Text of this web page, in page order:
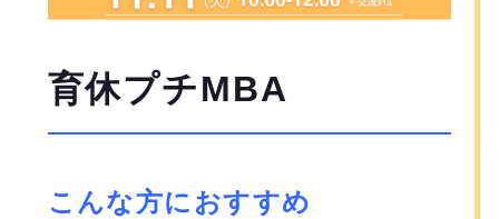
育休プチMBA
こんな方におすすめ